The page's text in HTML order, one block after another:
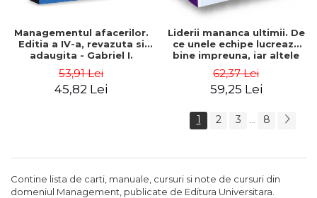
Managementul afacerilor.
Editia a IV-a, revazuta si
adaugita - Gabriel I.
53,91 Lei
45,82 Lei
Liderii mananca ultimii. De
ce unele echipe lucreaza
bine impreuna, iar altele
Sinek
62,37 Lei
59,25 Lei
1 2 3 ... 8
Contine lista de carti, manuale, cursuri si note de cursuri din
domeniul Management, publicate de Editura Universitara.